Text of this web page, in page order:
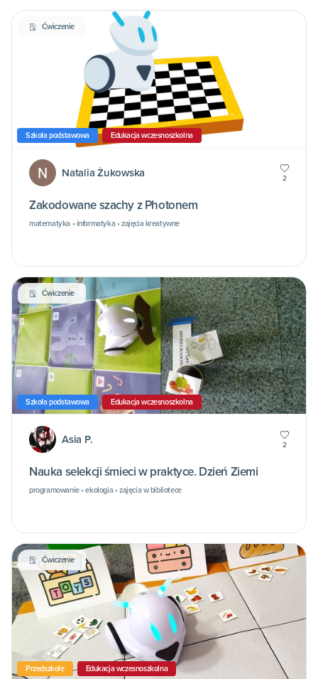
Ćwiczenie
Szkoła podstawowa Edukacja wczesnoszkolna
Natalia Żukowska 2
Zakodowane szachy z Photonem
matematyka • informatyka • zajęcia kreatywne
Ćwiczenie
Szkoła podstawowa Edukacja wczesnoszkolna
Asia P. 2
Nauka selekcji śmieci w praktyce. Dzień Ziemi
programowanie • ekologia • zajęcia w bibliotece
Ćwiczenie
Przedszkole Edukacja wczesnoszkolna